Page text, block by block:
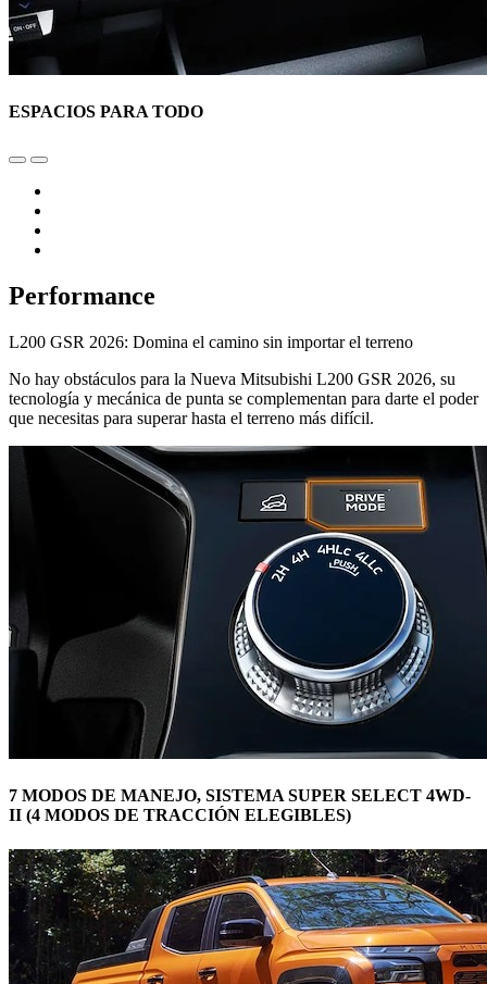
ESPACIOS PARA TODO
Performance
L200 GSR 2026: Domina el camino sin importar el terreno
No hay obstáculos para la Nueva Mitsubishi L200 GSR 2026, su
tecnología y mecánica de punta se complementan para darte el poder
que necesitas para superar hasta el terreno más difícil.
7 MODOS DE MANEJO, SISTEMA SUPER SELECT 4WD-
II (4 MODOS DE TRACCIÓN ELEGIBLES)